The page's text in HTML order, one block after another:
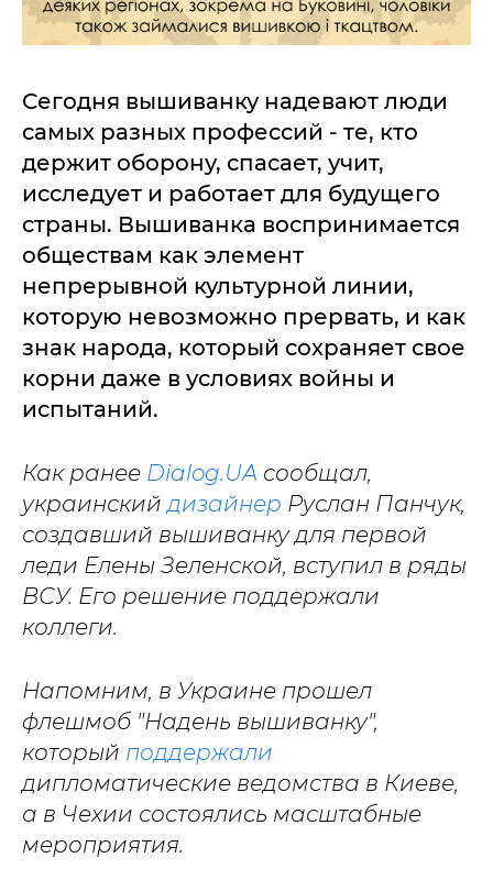
Сегодня вышиванку надевают люди
самых разных профессий - те, кто
держит оборону, спасает, учит,
исследует и работает для будущего
страны. Вышиванка воспринимается
обществам как элемент
непрерывной культурной линии,
которую невозможно прервать, и как
знак народа, который сохраняет свое
корни даже в условиях войны и
испытаний.
Как ранее Dialog.UA сообщал,
украинскийдизайнер Руслан Панчук,
создавший вышиванку для первой
леди Елены Зеленской, вступил в ряды
ВСУ. Его решение поддержали
коллеги.
Напомним, в Украине прошел
флешмоб "Надень вышиванку",
который поддержали
дипломатические ведомства в Киеве,
а в Чехии состоялись масштабные
мероприятия.